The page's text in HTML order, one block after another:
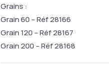
Grains :
Grain 60 – Réf 28166
Grain 120 – Réf 28167
Grain 200 – Réf 28168